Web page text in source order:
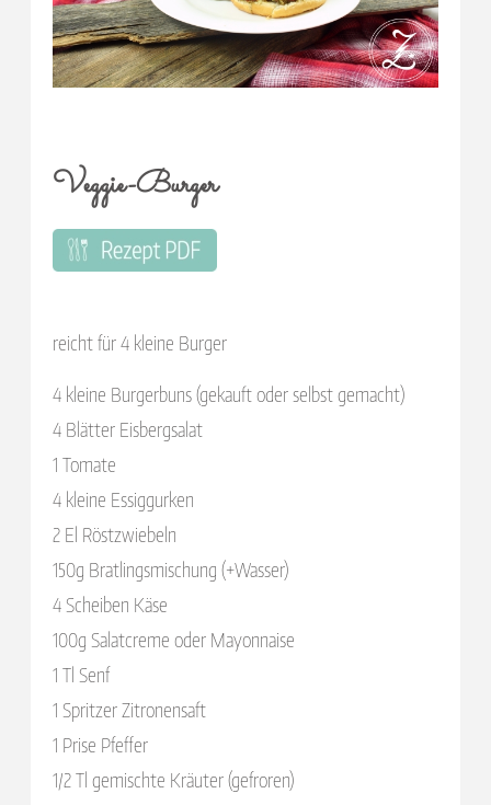
Veggie-Burger
reicht für 4 kleine Burger
4 kleine Burgerbuns (gekauft oder selbst gemacht)
4 Blätter Eisbergsalat
1 Tomate
4 kleine Essiggurken
2 El Röstzwiebeln
150g Bratlingsmischung (+Wasser)
4 Scheiben Käse
100g Salatcreme oder Mayonnaise
1 Tl Senf
1 Spritzer Zitronensaft
1 Prise Pfeffer
1/2 Tl gemischte Kräuter (gefroren)